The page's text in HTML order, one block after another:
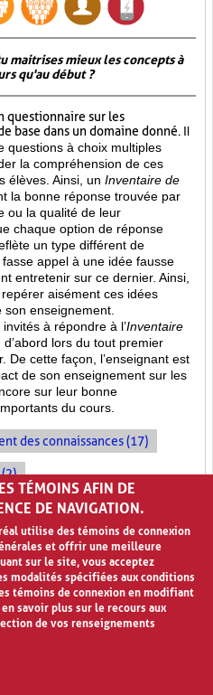
maitrises mieux les concepts à
qu'au début ?
questionnaire sur les
base dans un domaine donné. Il
questions à choix multiples
la compréhension de ces
élèves. Ainsi, un Inventaire de
la bonne réponse trouvée par
ou la qualité de leur
chaque option de réponse
un type différent de
appel à une idée fausse
entretenir sur ce dernier. Ainsi,
aisément ces idées
son enseignement.
à répondre à l’Inventaire
lors du tout premier
De cette façon, l’enseignant est
de son enseignement sur les
sur leur bonne
du cours.
des connaissances (17)
TÉMOINS AFIN DE
DE NAVIGATION.
utilise des témoins de connexion
et offrir une meilleure
sur le site, vous acceptez
modalités spécifiées aux conditions
témoins de connexion en modifiant
savoir plus sur le recours aux
de vos renseignements